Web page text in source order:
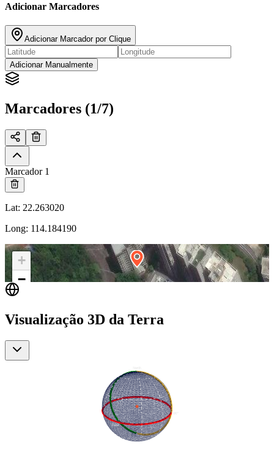
Adicionar Marcadores
Adicionar Marcador por Clique
Adicionar Manualmente
Marcadores (1/7)
Marcador 1
Lat: 22.263020
Long: 114.184190
+
−
Visualização 3D da Terra